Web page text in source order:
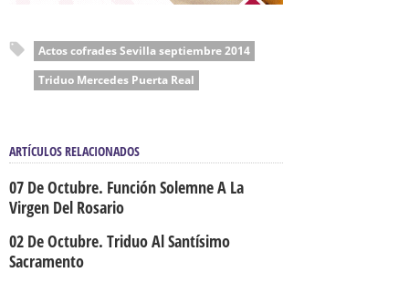
Actos cofrades Sevilla septiembre 2014
Triduo Mercedes Puerta Real
ARTÍCULOS RELACIONADOS
07 De Octubre. Función Solemne A La
Virgen Del Rosario
02 De Octubre. Triduo Al Santísimo
Sacramento